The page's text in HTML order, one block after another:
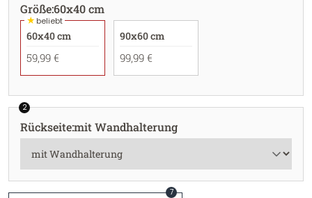
Größe:60x40 cm
★beliebt
60x40 cm
59,99 €
90x60 cm
99,99 €
2
Rückseite:mit Wandhalterung
7